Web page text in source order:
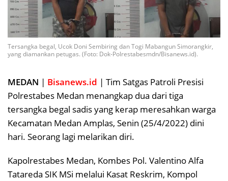
Tersangka begal, Ucok Doni Sembiring dan Togi Mabangun Simorangkir,
yang diamankan petugas. (Foto: Dok-Polrestabesmdn/Bisanews.id).
MEDAN | Bisanews.id | Tim Satgas Patroli Presisi
Polrestabes Medan menangkap dua dari tiga
tersangka begal sadis yang kerap meresahkan warga
Kecamatan Medan Amplas, Senin (25/4/2022) dini
hari. Seorang lagi melarikan diri.
Kapolrestabes Medan, Kombes Pol. Valentino Alfa
Tatareda SIK MSi melalui Kasat Reskrim, Kompol